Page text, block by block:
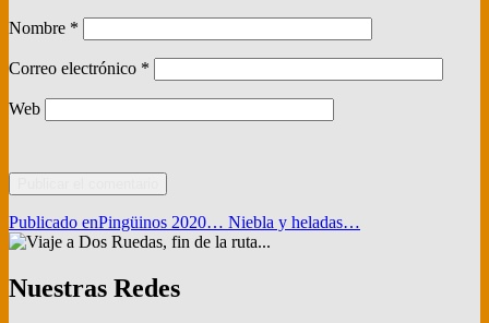
Nombre *
Correo electrónico *
Web
Navegación
de
entradas
Publicado enPingüinos 2020… Niebla y heladas…
Nuestras Redes